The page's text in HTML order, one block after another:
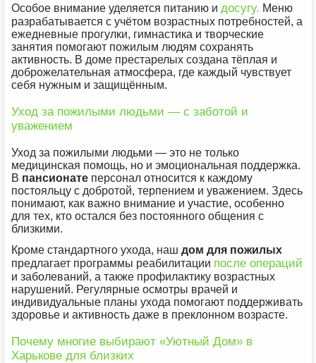
Особое внимание уделяется питанию и досугу. Меню
разрабатывается с учётом возрастных потребностей, а
ежедневные прогулки, гимнастика и творческие
занятия помогают пожилым людям сохранять
активность. В доме престарелых создана тёплая и
доброжелательная атмосфера, где каждый чувствует
себя нужным и защищённым.
Уход за пожилыми людьми — с заботой и
уважением
Уход за пожилыми людьми — это не только
медицинская помощь, но и эмоциональная поддержка.
В пансионате персонал относится к каждому
постояльцу с добротой, терпением и уважением. Здесь
понимают, как важно внимание и участие, особенно
для тех, кто остался без постоянного общения с
близкими.
Кроме стандартного ухода, нашдом для пожилых
предлагает программы реабилитации после операций
и заболеваний, а также профилактику возрастных
нарушений. Регулярные осмотры врачей и
индивидуальные планы ухода помогают поддерживать
здоровье и активность даже в преклонном возрасте.
Почему многие выбирают «Уютный Дом» в
Харькове для близких